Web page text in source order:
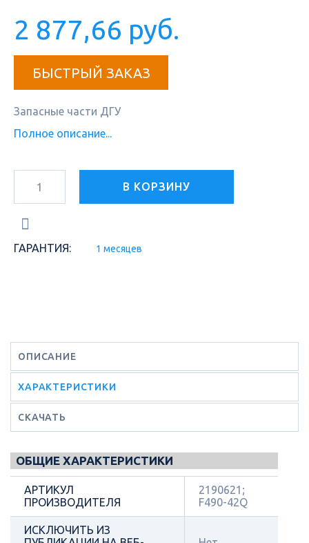
2 877,66 руб.
БЫСТРЫЙ ЗАКАЗ
Запасные части ДГУ
Полное описание...
В КОРЗИНУ
ГАРАНТИЯ: 1 месяцев
ОПИСАНИЕ
ХАРАКТЕРИСТИКИ
СКАЧАТЬ
ОБЩИЕ ХАРАКТЕРИСТИКИ
АРТИКУЛ
ПРОИЗВОДИТЕЛЯ
2190621;
F490-42Q
ИСКЛЮЧИТЬ ИЗ